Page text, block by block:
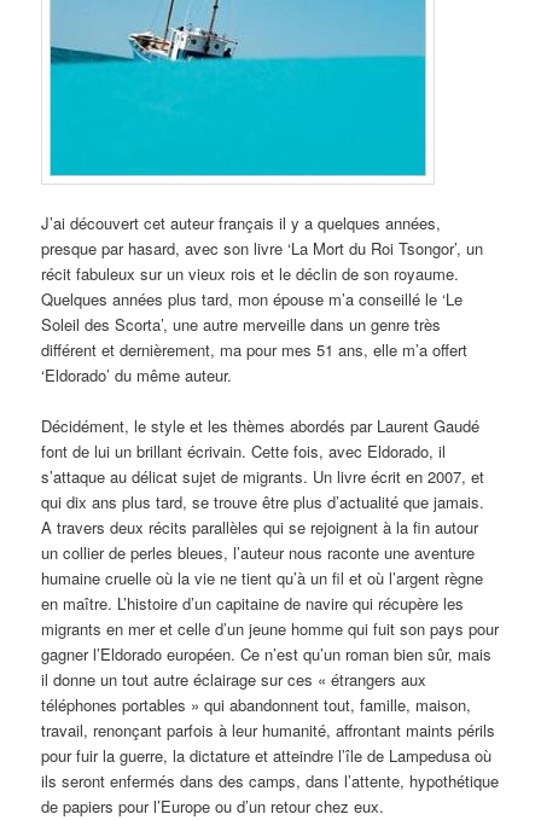
J’ai découvert cet auteur français il y a quelques années,
presque par hasard, avec son livre ‘La Mort du Roi Tsongor’, un
récit fabuleux sur un vieux rois et le déclin de son royaume.
Quelques années plus tard, mon épouse m’a conseillé le ‘Le
Soleil des Scorta’, une autre merveille dans un genre très
différent et dernièrement, ma pour mes 51 ans, elle m’a offert
‘Eldorado’ du même auteur.
Décidément, le style et les thèmes abordés par Laurent Gaudé
font de lui un brillant écrivain. Cette fois, avec Eldorado, il
s’attaque au délicat sujet de migrants. Un livre écrit en 2007, et
qui dix ans plus tard, se trouve être plus d’actualité que jamais.
A travers deux récits parallèles qui se rejoignent à la fin autour
un collier de perles bleues, l’auteur nous raconte une aventure
humaine cruelle où la vie ne tient qu’à un fil et où l’argent règne
en maître. L’histoire d’un capitaine de navire qui récupère les
migrants en mer et celle d’un jeune homme qui fuit son pays pour
gagner l’Eldorado européen. Ce n’est qu’un roman bien sûr, mais
il donne un tout autre éclairage sur ces « étrangers aux
téléphones portables » qui abandonnent tout, famille, maison,
travail, renonçant parfois à leur humanité, affrontant maints périls
pour fuir la guerre, la dictature et atteindre l’île de Lampedusa où
ils seront enfermés dans des camps, dans l’attente, hypothétique
de papiers pour l’Europe ou d’un retour chez eux.